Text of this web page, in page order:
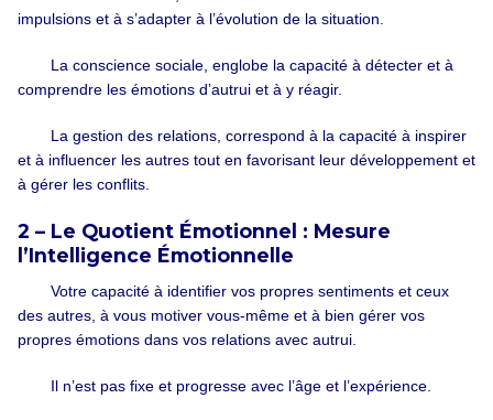
impulsions et à s’adapter à l’évolution de la situation.
La conscience sociale, englobe la capacité à détecter et à
comprendre les émotions d’autrui et à y réagir.
La gestion des relations, correspond à la capacité à inspirer
et à influencer les autres tout en favorisant leur développement et
à gérer les conflits.
2 – Le Quotient Émotionnel : Mesure
l’Intelligence Émotionnelle
Votre capacité à identifier vos propres sentiments et ceux
des autres, à vous motiver vous-même et à bien gérer vos
propres émotions dans vos relations avec autrui.
Il n’est pas fixe et progresse avec l’âge et l’expérience.